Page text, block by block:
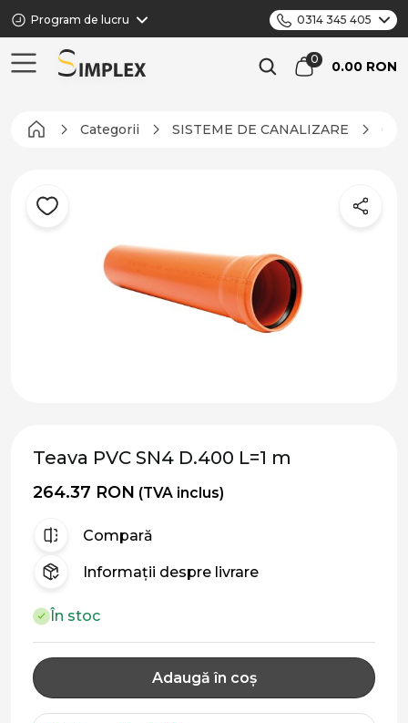
Program de lucru 0314 345 405
0.00 RON
Categorii SISTEME DE CANALIZARE
Teava PVC SN4 D.400 L=1 m
264.37 RON (TVA inclus)
Compară
Informații despre livrare
În stoc
Adaugă în coș